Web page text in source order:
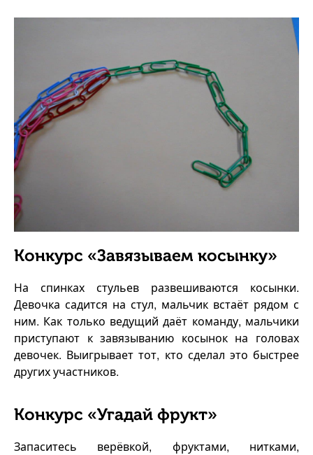
Конкурс «Завязываем косынку»
На спинках стульев развешиваются косынки.
Девочка садится на стул, мальчик встаёт рядом с
ним. Как только ведущий даёт команду, мальчики
приступают к завязыванию косынок на головах
девочек. Выигрывает тот, кто сделал это быстрее
других участников.
Конкурс «Угадай фрукт»
Запаситесь верёвкой, фруктами, нитками,